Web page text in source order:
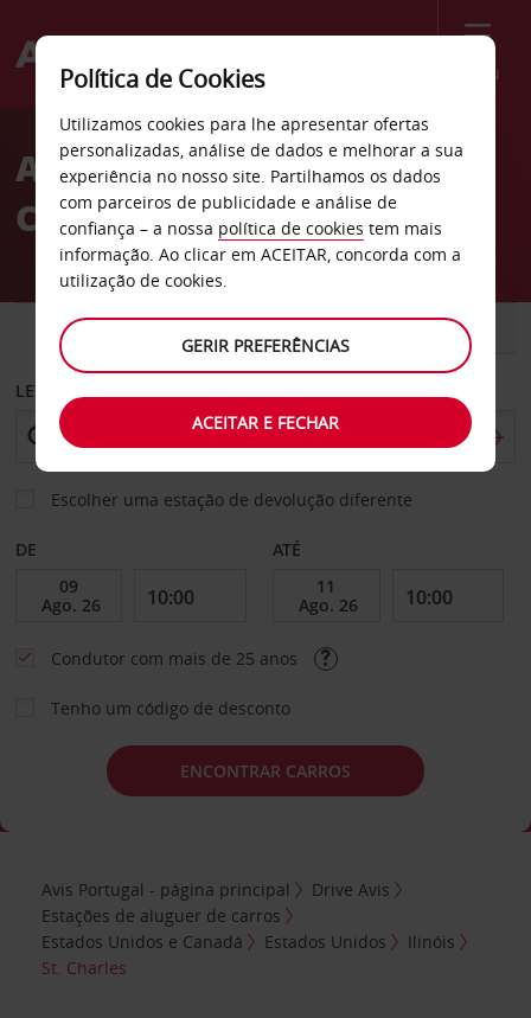
Menu
Welcome
AvisAluguer de carros St.
Charles
CARRO COMERCIAIS
LEVANTAR EM
Escolher uma estação de devolução diferente
DE ATÉ
Condutor com mais de 25 anos
Tenho um código de desconto
ENCONTRAR CARROS
Avis Portugal - página principal
Drive Avis
Estações de aluguer de carros
Estados Unidos e Canadá
Estados Unidos
Ilinóis
St. Charles
Política de Cookies
Utilizamos cookies para lhe apresentar ofertas
personalizadas, análise de dados e melhorar a sua
experiência no nosso site. Partilhamos os dados
com parceiros de publicidade e análise de
confiança – a nossa política de cookies tem mais
informação. Ao clicar em ACEITAR, concorda com a
utilização de cookies.
GERIR PREFERÊNCIAS
ACEITAR E FECHAR